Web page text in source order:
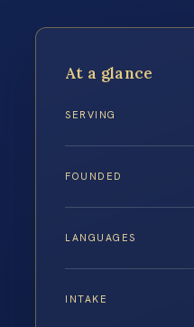
At a glance
SERVING
FOUNDED
LANGUAGES
INTAKE